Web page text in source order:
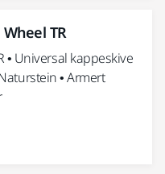
TR
• Universal kappeskive
• Armert